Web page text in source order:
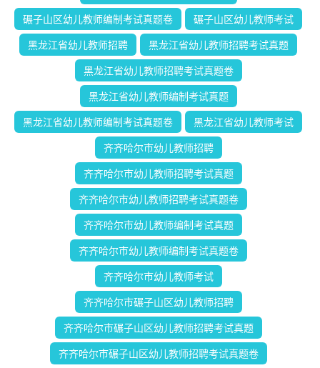
碾子山区幼儿教师编制考试真题卷 碾子山区幼儿教师考试
黑龙江省幼儿教师招聘 黑龙江省幼儿教师招聘考试真题
黑龙江省幼儿教师招聘考试真题卷
黑龙江省幼儿教师编制考试真题
黑龙江省幼儿教师编制考试真题卷 黑龙江省幼儿教师考试
齐齐哈尔市幼儿教师招聘
齐齐哈尔市幼儿教师招聘考试真题
齐齐哈尔市幼儿教师招聘考试真题卷
齐齐哈尔市幼儿教师编制考试真题
齐齐哈尔市幼儿教师编制考试真题卷
齐齐哈尔市幼儿教师考试
齐齐哈尔市碾子山区幼儿教师招聘
齐齐哈尔市碾子山区幼儿教师招聘考试真题
齐齐哈尔市碾子山区幼儿教师招聘考试真题卷